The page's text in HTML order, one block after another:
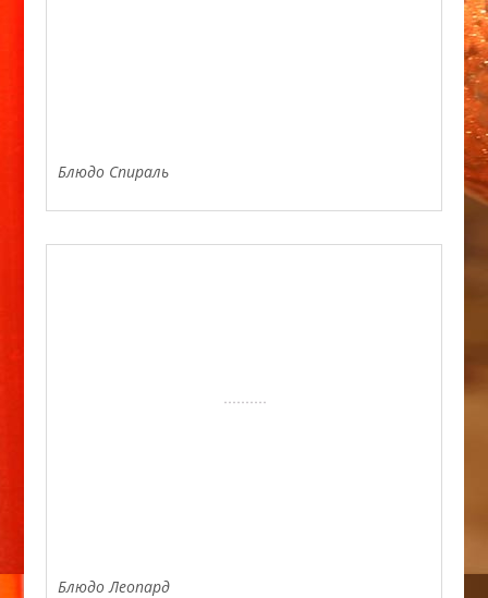
Блюдо Спираль
Блюдо Леопард